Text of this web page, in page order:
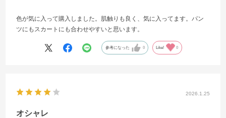
色が気に入って購入しました。肌触りも良く、気に入ってます。パン
ツにもスカートにも合わせやすいと思います。
参考になった 0 Like! 0
2026.1.25
オシャレ